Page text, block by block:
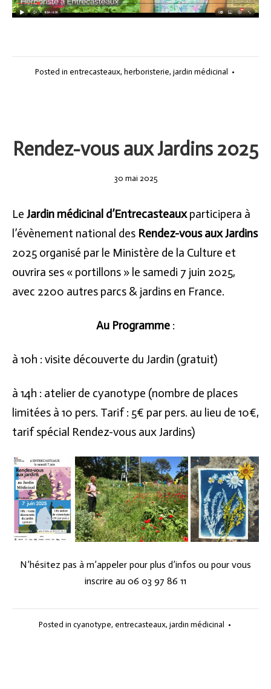
Posted in entrecasteaux, herboristerie, jardin médicinal •
Rendez-vous aux Jardins 2025
30 mai 202530
Le Jardin médicinal d’Entrecasteauxparticipera à
l’évènement national des Rendez-vous aux Jardins
2025 organisé par le Ministère de la Culture et
ouvrira ses « portillons » le samedi 7 juin 2025,
avec 2200 autres parcs & jardins en France.
Au Programme :
à 10h : visite découverte du Jardin (gratuit)
à 14h : atelier de cyanotype (nombre de places
limitées à 10 pers. Tarif : 5€ par pers. au lieu de 10€,
tarif spécial Rendez-vous aux Jardins)
N’hésitez pas à m’appeler pour plus d’infos ou pour vous
inscrire au 06 03 97 86 11
Posted in cyanotype, entrecasteaux, jardin médicinal •